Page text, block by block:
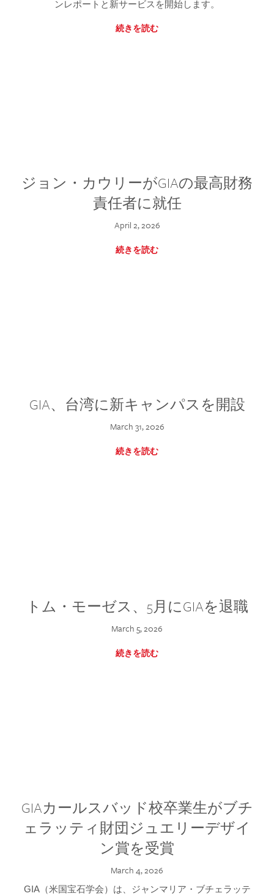
ンレポートと新サービスを開始します。
続きを読む
ジョン・カウリーがGIAの最高財務
責任者に就任
April 2, 2026
続きを読む
GIA、台湾に新キャンパスを開設
March 31, 2026
続きを読む
トム・モーゼス、5月にGIAを退職
March 5, 2026
続きを読む
GIAカールスバッド校卒業生がブチ
ェラッティ財団ジュエリーデザイ
ン賞を受賞
March 4, 2026
GIA（米国宝石学会）は、ジャンマリア・ブチェラッテ